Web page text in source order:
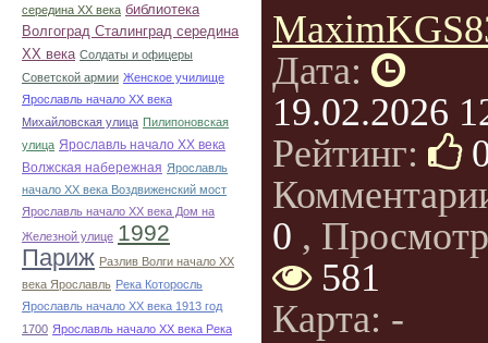
середина ХХ века библиотека
Волгоград Сталинград середина
ХХ века Солдаты и офицеры
Советской армии Женское училище
Ярославль начало ХХ века
Михайловская улица Пилипоновская
улица Ярославль начало ХХ века
Волжская набережная Ярославль
начало ХХ века Воздвиженский мост
Ярославль начало ХХ века Дом на
Железной улице 1992
Париж Разлив Волги начало ХХ
века Ярославль Река Которосль
Ярославль начало ХХ века 1913 год
1700 Ярославль начало ХХ века Река
Дата:
19.02.2026
Рейтинг:
0 ,
581
Карта: -